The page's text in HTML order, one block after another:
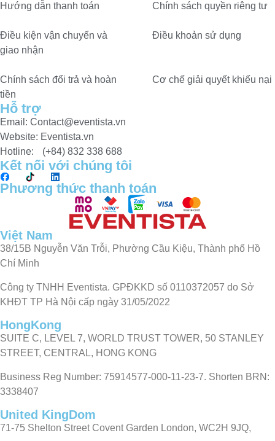
Hướng dẫn thanh toán
Chính sách quyền riêng tư​
Điều kiện vận chuyển và
giao nhận
Điều khoản sử dụng
Chính sách đổi trả và hoàn
tiền
Cơ chế giải quyết khiếu nại
Hỗ trợ
Email: Contact@eventista.vn
Website: Eventista.vn
Hotline: (+84) 832 338 688
Kết nối với chúng tôi
Phương thức thanh toán
Việt Nam
38/15B Nguyễn Văn Trỗi, Phường Cầu Kiệu, Thành phố Hồ
Chí Minh
Công ty TNHH Eventista. GPĐKKD số 0110372057 do Sở
KHĐT TP Hà Nội cấp ngày 31/05/2022
HongKong
SUITE C, LEVEL 7, WORLD TRUST TOWER, 50 STANLEY
STREET, CENTRAL, HONG KONG
Business Reg Number: 75914577-000-11-23-7. Shorten BRN:
3338407
United KingDom
71-75 Shelton Street Covent Garden London, WC2H 9JQ,